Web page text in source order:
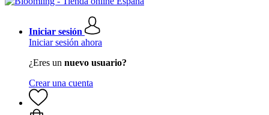
Iniciar sesión
Iniciar sesión ahora
¿Eres un nuevo usuario?
Crear una cuenta